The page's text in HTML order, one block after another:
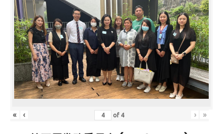
« ‹ of 4 › »